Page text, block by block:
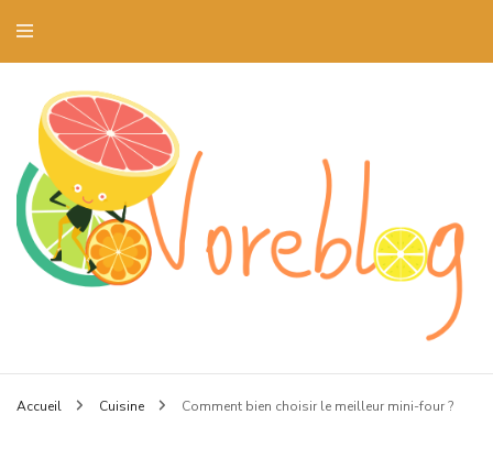
Voreblog
Accueil Cuisine Comment bien choisir le meilleur mini-four ?